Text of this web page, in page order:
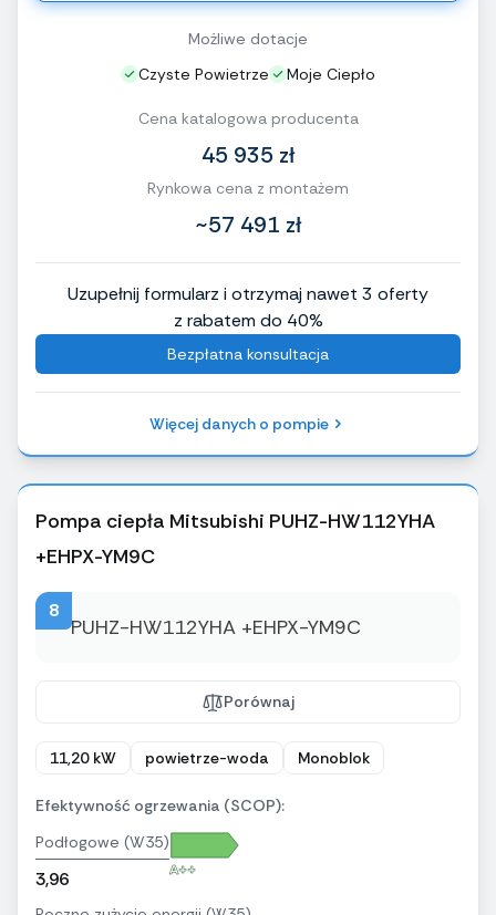
Możliwe dotacje
Czyste Powietrze
Moje Ciepło
Cena katalogowa producenta
45 935 zł
Rynkowa cena z montażem
~57 491 zł
Uzupełnij formularz i otrzymaj nawet 3 oferty
z rabatem do 40%
Bezpłatna konsultacja
Więcej danych o pompie
Pompa ciepła Mitsubishi PUHZ-HW112YHA
+EHPX-YM9C
8
Porównaj
11,20 kW powietrze-woda Monoblok
Efektywność ogrzewania (SCOP):
Podłogowe (W35)
3,96 A++